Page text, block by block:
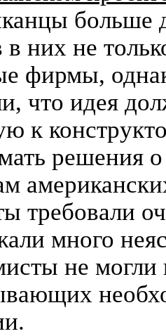
больше
в них не
фирмы,
что идея
к
решения о
требовали
много
не